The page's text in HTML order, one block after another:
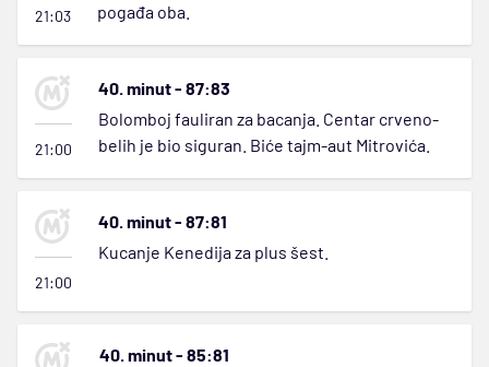
21:03
pogađa oba.
21:00
40. minut - 87:83
Bolomboj fauliran za bacanja. Centar crveno-
belih je bio siguran. Biće tajm-aut Mitrovića.
21:00
40. minut - 87:81
Kucanje Kenedija za plus šest.
40. minut - 85:81